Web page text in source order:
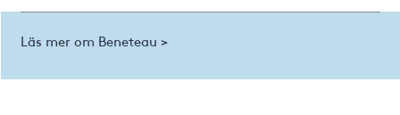
Läs mer om Beneteau >